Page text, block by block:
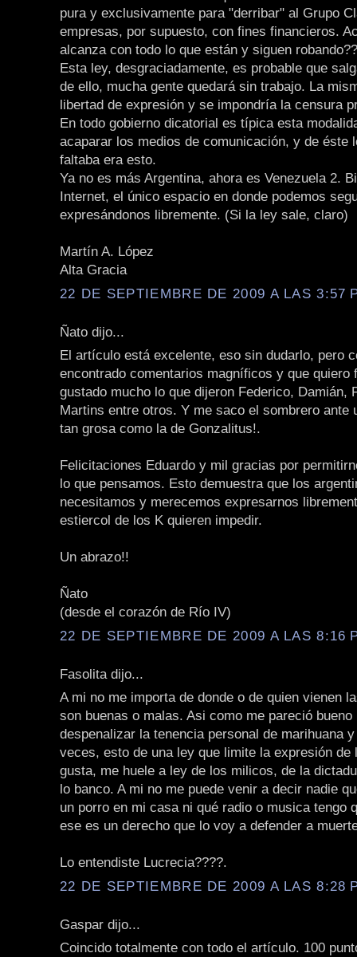
pura y exclusivamente para "derribar" al Grupo
empresas, por supuesto, con fines financieros.
alcanza con todo lo que están y siguen
Esta ley, desgraciadamente, es probable que
de ello, mucha gente quedará sin trabajo. La
libertad de expresión y se impondría la censura
En todo gobierno dicatorial es típica esta
acaparar los medios de comunicación, y de éste
faltaba era esto.
Ya no es más Argentina, ahora es Venezuela 2.
Internet, el único espacio en donde podemos
expresándonos libremente. (Si la ley sale, claro)
Martín A. López
Alta Gracia
22 DE SEPTIEMBRE DE 2009 A LAS 3:57
Ñato dijo...
El artículo está excelente, eso sin dudarlo, pero
encontrado comentarios magníficos y que quiero
gustado mucho lo que dijeron Federico, Damián,
Martins entre otros. Y me saco el sombrero ante
tan grosa como la de Gonzalitus!.
Felicitaciones Eduardo y mil gracias por
lo que pensamos. Esto demuestra que los
necesitamos y merecemos expresarnos
estiercol de los K quieren impedir.
Un abrazo!!
Ñato
(desde el corazón de Río IV)
22 DE SEPTIEMBRE DE 2009 A LAS 8:16
Fasolita dijo...
A mi no me importa de donde o de quien vienen
son buenas o malas. Asi como me pareció bueno
despenalizar la tenencia personal de marihuana
veces, esto de una ley que limite la expresión de
gusta, me huele a ley de los milicos, de la
lo banco. A mi no me puede venir a decir nadie
un porro en mi casa ni qué radio o musica tengo
ese es un derecho que lo voy a defender a
Lo entendiste Lucrecia????.
22 DE SEPTIEMBRE DE 2009 A LAS 8:28
Gaspar dijo...
Coincido totalmente con todo el artículo. 100